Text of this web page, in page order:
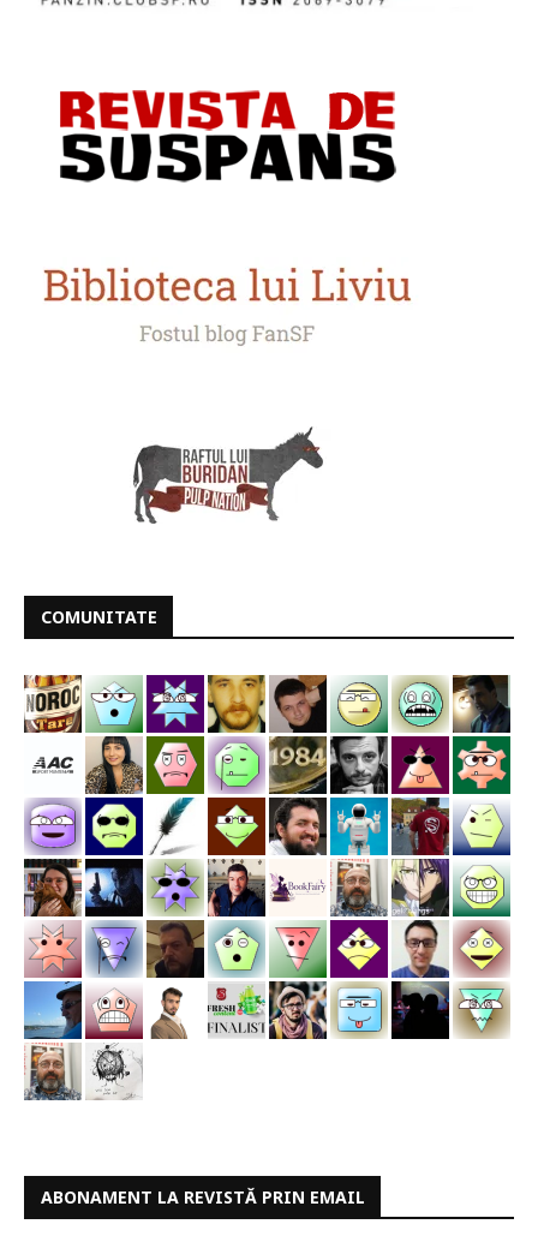
COMUNITATE
ABONAMENT LA REVISTĂ PRIN EMAIL